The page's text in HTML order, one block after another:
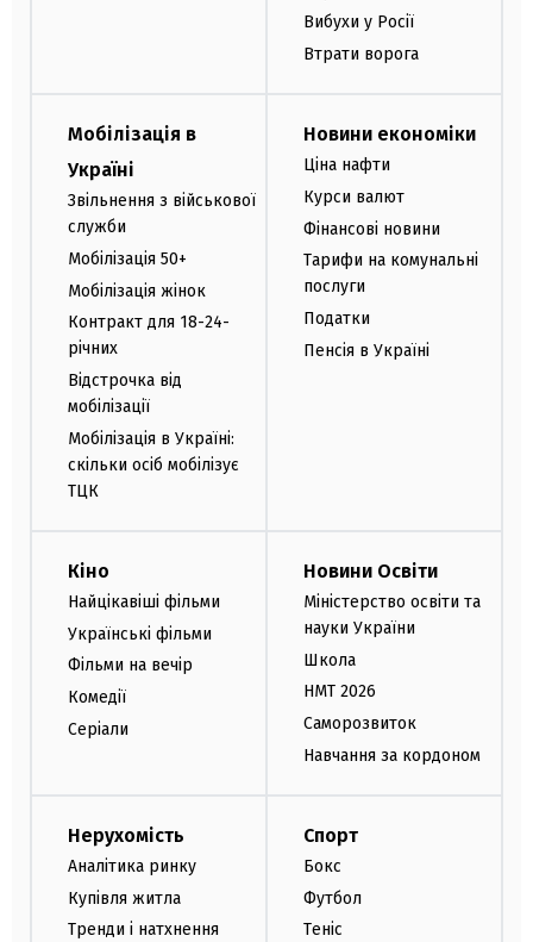
Вибухи у Росії
Втрати ворога
Мобілізація в
Україні
Звільнення з військової
служби
Мобілізація 50+
Мобілізація жінок
Контракт для 18-24-
річних
Відстрочка від
мобілізації
Мобілізація в Україні:
скільки осіб мобілізує
ТЦК
Новини економіки
Ціна нафти
Курси валют
Фінансові новини
Тарифи на комунальні
послуги
Податки
Пенсія в Україні
Кіно
Найцікавіші фільми
Українські фільми
Фільми на вечір
Комедії
Серіали
Новини Освіти
Міністерство освіти та
науки України
Школа
НМТ 2026
Саморозвиток
Навчання за кордоном
Нерухомість
Аналітика ринку
Купівля житла
Тренди і натхнення
Спорт
Бокс
Футбол
Теніс